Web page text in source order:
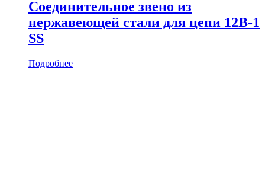
Соединительное звено из
нержавеющей стали для цепи 12B-1
SS
Подробнее